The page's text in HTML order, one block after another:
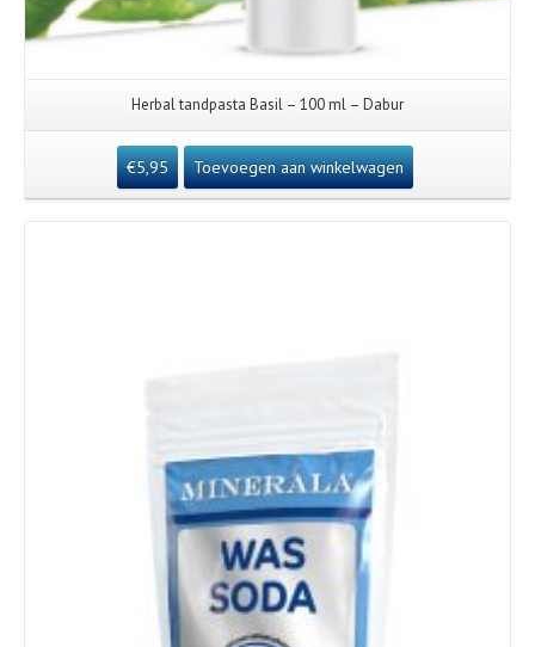
Herbal tandpasta Basil – 100 ml – Dabur
€5,95 Toevoegen aan winkelwagen